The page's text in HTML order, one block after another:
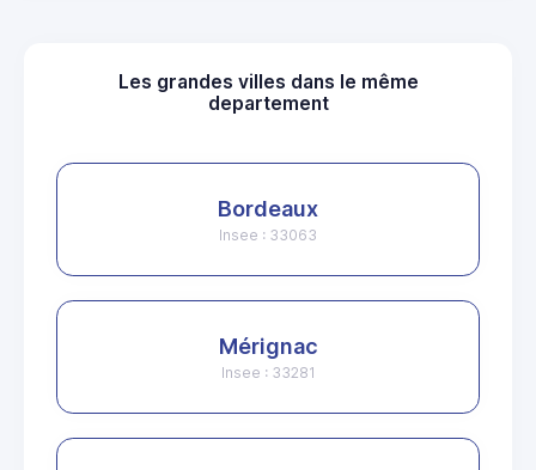
Les grandes villes dans le même
departement
Bordeaux
Insee : 33063
Mérignac
Insee : 33281